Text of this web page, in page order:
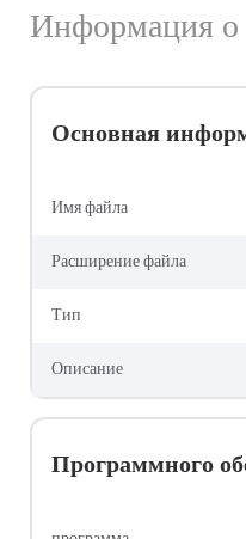
Информация
Основная
Имя файла
Расширение файла
Тип
Описание
Программного